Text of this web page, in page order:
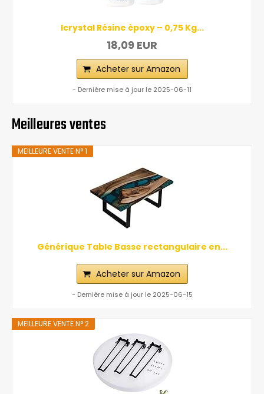
Icrystal Résine èpoxy – 0,75 Kg...
18,09 EUR
Acheter sur Amazon
- Dernière mise à jour le 2025-06-11
Meilleures ventes
MEILLEURE VENTE N° 1
Générique Table Basse rectangulaire en...
Acheter sur Amazon
- Dernière mise à jour le 2025-06-15
MEILLEURE VENTE N° 2